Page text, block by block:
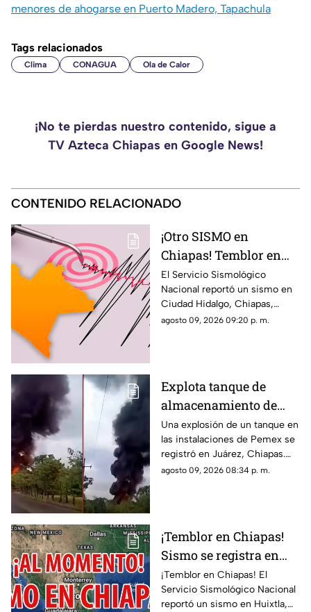
menores de ahogarse en Puerto Madero, Tapachula
Tags relacionados
Clima CONAGUA Ola de Calor
¡No te pierdas nuestro contenido, sigue a
TV Azteca Chiapas en Google News!
CONTENIDO RELACIONADO
¡Otro SISMO en
Chiapas! Temblor en
Ciudad Hidalgo HOY:
epicentro y magnitud
El Servicio Sismológico
Nacional reportó un sismo en
Ciudad Hidalgo, Chiapas,
siendo el segundo movimiento
agosto 09, 2026 09:20 p. m.
Explota tanque de
almacenamiento de
hidrocarburo de Pemex
en Chiapas
Una explosión de un tanque en
las instalaciones de Pemex se
registró en Juárez, Chiapas.
Entérate de los detalles y el
agosto 09, 2026 08:34 p. m.
¡Temblor en Chiapas!
Sismo se registra en
Huixtla HOY: epicentro
y magnitud
¡Temblor en Chiapas! El
Servicio Sismológico Nacional
reportó un sismo en Huixtla,